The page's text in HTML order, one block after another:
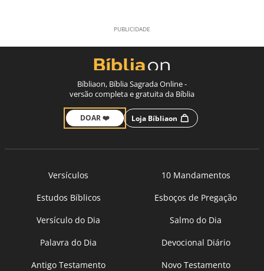
Bíbliaon, Bíblia Sagrada Online -
versão completa e gratuita da Bíblia
DOAR ❤️ Loja Bíbliaon
Versículos
10 Mandamentos
Estudos Bíblicos
Esboços de Pregação
Versículo do Dia
Salmo do Dia
Palavra do Dia
Devocional Diário
Antigo Testamento
Novo Testamento